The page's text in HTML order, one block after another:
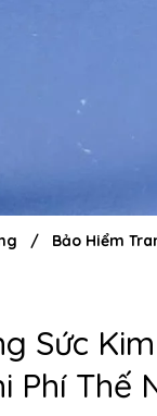
Sức
Phí Thế
/
Bảo Hiểm